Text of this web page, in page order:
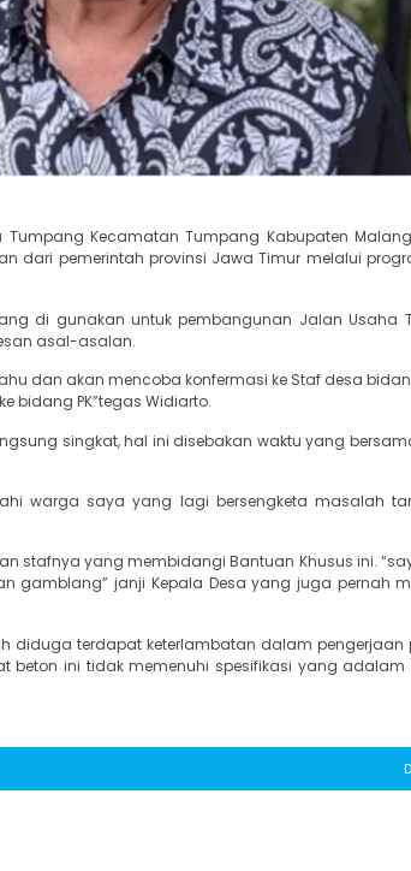
Kecamatan Tumpang Kabupaten
dari pemerintah provinsi Jawa Timur melalui
di gunakan untuk pembangunan Jalan Usaha
asal-asalan.
dan akan mencoba konfermasi ke Staf desa
bidang PK”tegas Widiarto.
singkat, hal ini disebakan waktu yang
warga saya yang lagi bersengketa masalah
stafnya yang membidangi Bantuan Khusus ini.
gamblang” janji Kepala Desa yang juga pernah
diduga terdapat keterlambatan dalam pengerjaan
beton ini tidak memenuhi spesifikasi yang adalam